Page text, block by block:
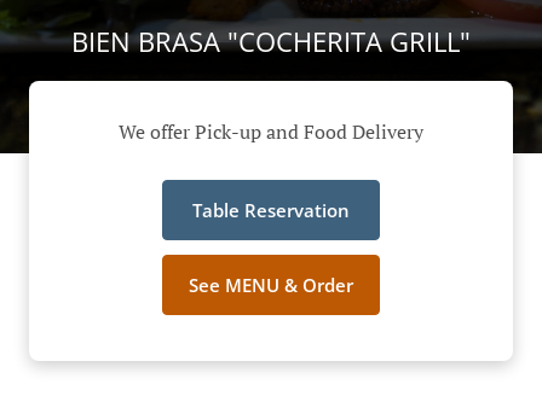
BIEN BRASA "COCHERITA GRILL"
We offer Pick-up and Food Delivery
Table Reservation
See MENU & Order